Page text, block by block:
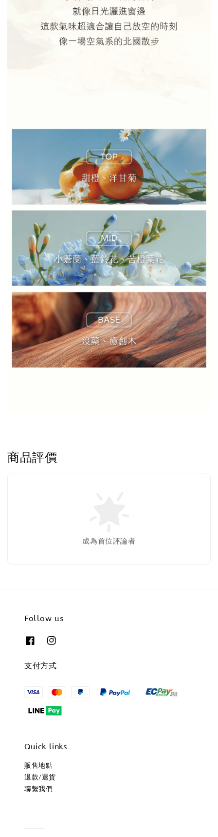
商品評價
成為首位評論者
Follow us
支付方式
Quick links
販售地點
退款/退貨
聯繫我們